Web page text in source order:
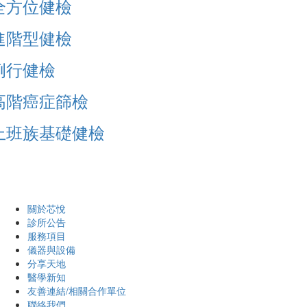
方位健檢
階型健檢
行健檢
階癌症篩檢
班族基礎健檢
關於芯悅
診所公告
服務項目
儀器與設備
分享天地
醫學新知
友善連結/相關合作單位
聯絡我們